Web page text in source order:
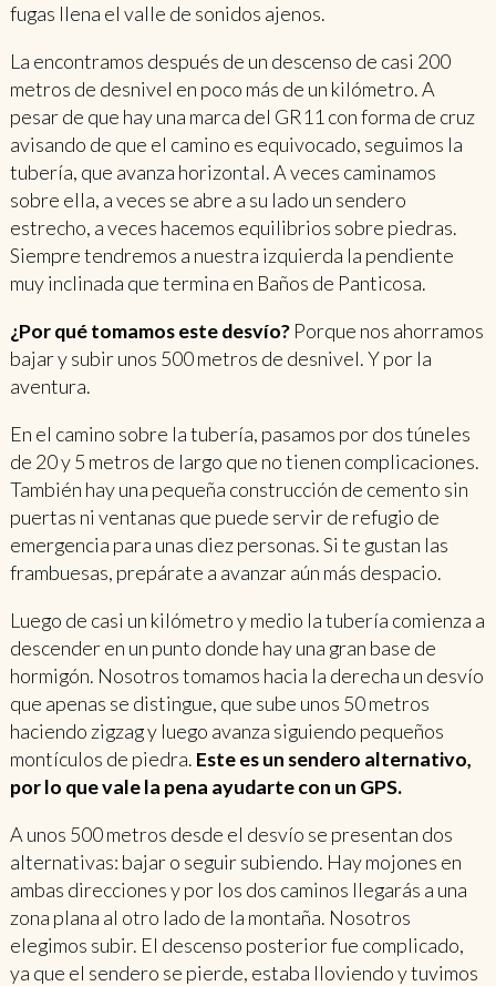
fugas llena el valle de sonidos ajenos.
La encontramos después de un descenso de casi 200
metros de desnivel en poco más de un kilómetro. A
pesar de que hay una marca del GR11 con forma de cruz
avisando de que el camino es equivocado, seguimos la
tubería, que avanza horizontal. A veces caminamos
sobre ella, a veces se abre a su lado un sendero
estrecho, a veces hacemos equilibrios sobre piedras.
Siempre tendremos a nuestra izquierda la pendiente
muy inclinada que termina en Baños de Panticosa.
¿Por qué tomamos este desvío?Porque nos ahorramos
bajar y subir unos 500 metros de desnivel. Y por la
aventura.
En el camino sobre la tubería, pasamos por dos túneles
de 20 y 5 metros de largo que no tienen complicaciones.
También hay una pequeña construcción de cemento sin
puertas ni ventanas que puede servir de refugio de
emergencia para unas diez personas. Si te gustan las
frambuesas, prepárate a avanzar aún más despacio.
Luego de casi un kilómetro y medio la tubería comienza a
descender en un punto donde hay una gran base de
hormigón. Nosotros tomamos hacia la derecha un desvío
que apenas se distingue, que sube unos 50 metros
haciendo zigzag y luego avanza siguiendo pequeños
montículos de piedra. Este es un sendero alternativo,
por lo que vale la pena ayudarte con un GPS.
A unos 500 metros desde el desvío se presentan dos
alternativas: bajar o seguir subiendo. Hay mojones en
ambas direcciones y por los dos caminos llegarás a una
zona plana al otro lado de la montaña. Nosotros
elegimos subir. El descenso posterior fue complicado,
ya que el sendero se pierde, estaba lloviendo y tuvimos